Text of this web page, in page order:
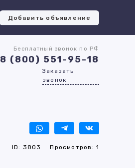
Добавить объявление
Бесплатный звонок по РФ
8 (800) 551-95-18
Заказать
звонок
ID: 3803 Просмотров: 1